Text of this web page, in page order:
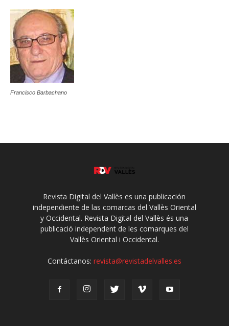
Francisco Barbachano
Revista Digital del Vallès es una publicación
independiente de las comarcas del Vallès Oriental
y Occidental. Revista Digital del Vallès és una
publicació independent de les comarques del
Vallès Oriental i Occidental.
Contáctanos: revista@revistadelvalles.es